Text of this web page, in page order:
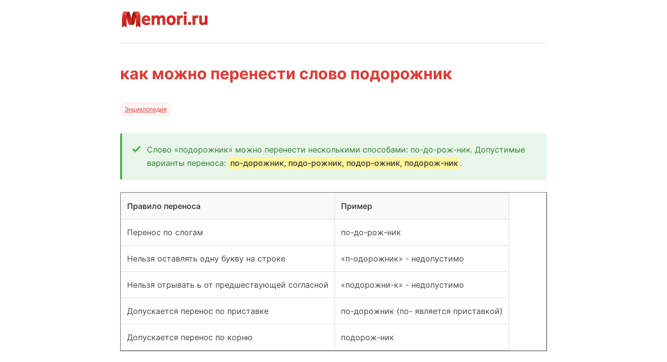
как можно перенести слово подорожник
Энциклопедия
Слово «подорожник» можно перенести несколькими способами: по-до-рож-ник. Допустимые
варианты переноса: по-дорожник, подо-рожник, подор-ожник, подорож-ник .
Правило переноса Пример
Перенос по слогам по-до-рож-ник
Нельзя оставлять одну букву на строке «п-одорожник» - недопустимо
Нельзя отрывать ь от предшествующей согласной «подорожни-к» - недопустимо
Допускается перенос по приставке по-дорожник (по- является приставкой)
Допускается перенос по корню подорож-ник